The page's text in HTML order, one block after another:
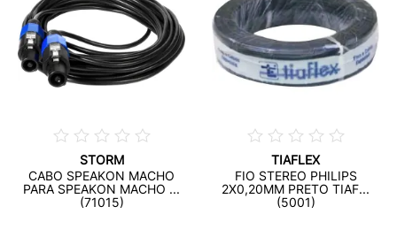
STORM
CABO SPEAKON MACHO
PARA SPEAKON MACHO ...
(71015)
TIAFLEX
FIO STEREO PHILIPS
2X0,20MM PRETO TIAF...
(5001)